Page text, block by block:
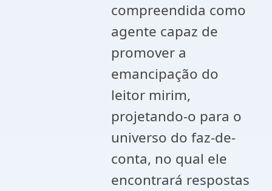
compreendida como
agente capaz de
promover a
emancipação do
leitor mirim,
projetando-o para o
universo do faz-de-
conta, no qual ele
encontrará respostas